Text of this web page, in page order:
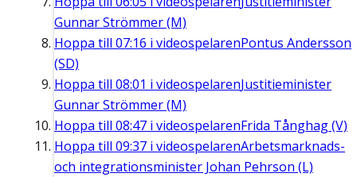
Gunnar Strömmer (M)
Hoppa till 07:16 i videospelarenPontus Andersson
(SD)
Hoppa till 08:01 i videospelarenJustitieminister
Gunnar Strömmer (M)
Hoppa till 08:47 i videospelarenFrida Tånghag (V)
Hoppa till 09:37 i videospelarenArbetsmarknads-
och integrationsminister Johan Pehrson (L)